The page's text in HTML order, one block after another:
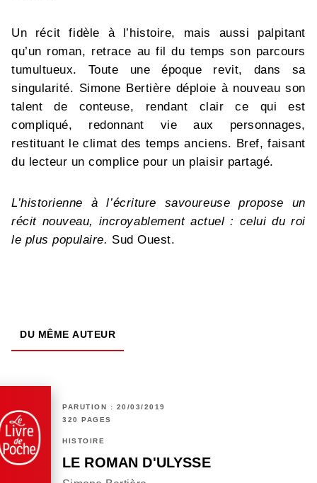
Un récit fidèle à l’histoire, mais aussi palpitant
qu’un roman, retrace au fil du temps son parcours
tumultueux. Toute une époque revit, dans sa
singularité. Simone Bertière déploie à nouveau son
talent de conteuse, rendant clair ce qui est
compliqué, redonnant vie aux personnages,
restituant le climat des temps anciens. Bref, faisant
du lecteur un complice pour un plaisir partagé.
L’historienne à l’écriture savoureuse propose un
récit nouveau, incroyablement actuel : celui du roi
le plus populaire. Sud Ouest.
DU MÊME AUTEUR
PARUTION : 20/03/2019
320 PAGES
HISTOIRE
LE ROMAN D'ULYSSE